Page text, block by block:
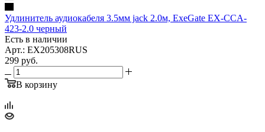
Удлинитель аудиокабеля 3.5мм jack 2.0м, ExeGate EX-CCA-
423-2.0 черный
Есть в наличии
Арт.: EX205308RUS
299 руб.
В корзину